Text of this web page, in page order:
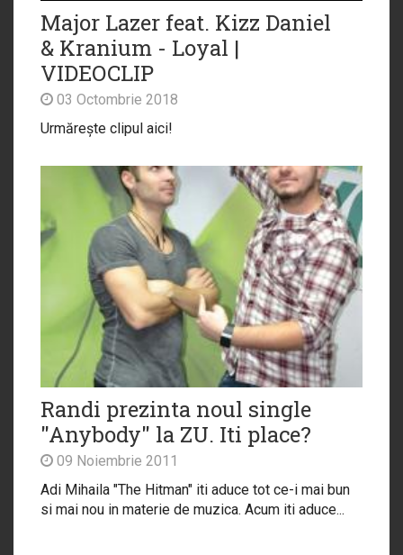
Major Lazer feat. Kizz Daniel
& Kranium - Loyal |
VIDEOCLIP
03 Octombrie 2018
Urmărește clipul aici!
Randi prezinta noul single
"Anybody" la ZU. Iti place?
09 Noiembrie 2011
Adi Mihaila "The Hitman" iti aduce tot ce-i mai bun
si mai nou in materie de muzica. Acum iti aduce...